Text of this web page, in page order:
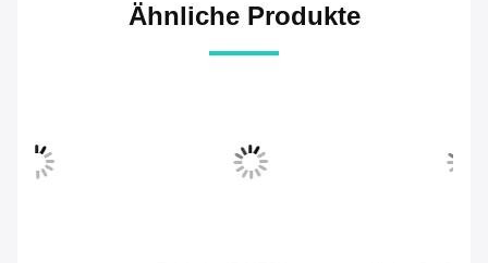
Ähnliche Produkte